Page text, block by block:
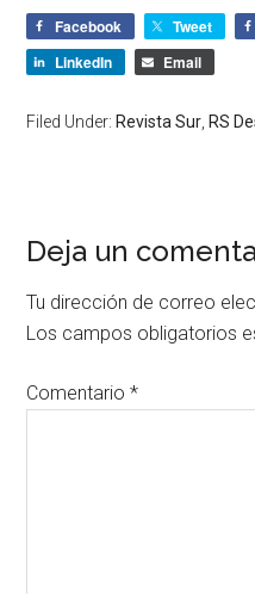
Facebook Tweet
LinkedIn
Email
Filed Under: Revista Sur RS
Deja un
Tu dirección de correo
Los campos obligatorios
Comentario*